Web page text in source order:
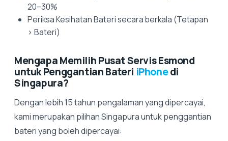
20–30%
Periksa Kesihatan Bateri secara berkala (Tetapan
> Bateri)
Mengapa Memilih Pusat Servis Esmond
untuk Penggantian Bateri iPhonedi
Singapura?
Dengan lebih 15 tahun pengalaman yang dipercayai,
kami merupakan pilihan Singapura untuk penggantian
bateri yang boleh dipercayai: